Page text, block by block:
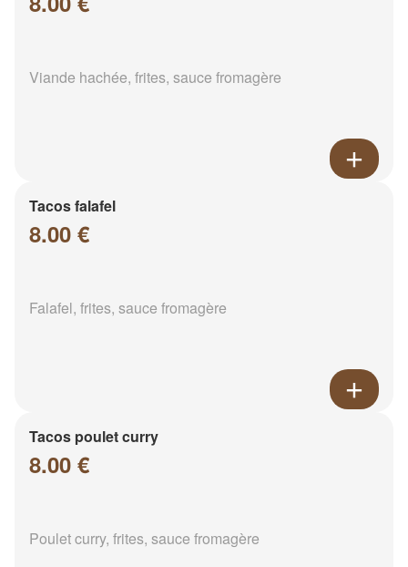
Viande hachée, frites, sauce fromagère
Tacos falafel
8.00 €
Falafel, frites, sauce fromagère
Tacos poulet curry
8.00 €
Poulet curry, frites, sauce fromagère